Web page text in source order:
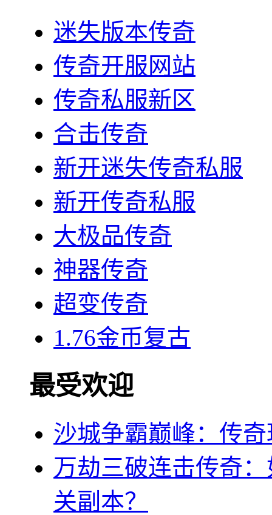
迷失版本传奇
传奇开服网站
传奇私服新区
合击传奇
新开迷失传奇私服
新开传奇私服
大极品传奇
神器传奇
超变传奇
1.76金币复古
最受欢迎
沙城争霸巅峰：传
万劫三破连击传奇
关副本？